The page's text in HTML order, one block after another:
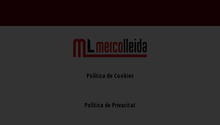
Política de Cookies
Política de Privacitat